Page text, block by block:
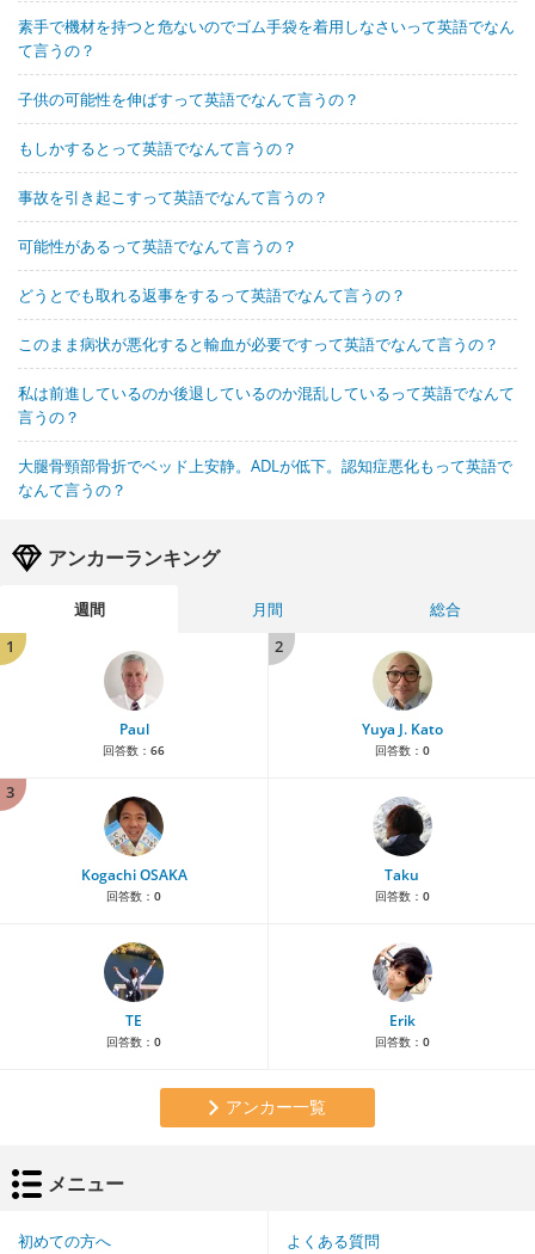
素手で機材を持つと危ないのでゴム手袋を着用しなさいって英語でなん
て言うの？
子供の可能性を伸ばすって英語でなんて言うの？
もしかするとって英語でなんて言うの？
事故を引き起こすって英語でなんて言うの？
可能性があるって英語でなんて言うの？
どうとでも取れる返事をするって英語でなんて言うの？
このまま病状が悪化すると輸血が必要ですって英語でなんて言うの？
私は前進しているのか後退しているのか混乱しているって英語でなんて
言うの？
大腿骨頸部骨折でベッド上安静。ADLが低下。認知症悪化もって英語で
なんて言うの？
アンカーランキング
週間 月間
総合
1
Paul
回答数： 66
2
Yuya J. Kato
回答数： 0
3
Kogachi OSAKA
回答数： 0
Taku
回答数： 0
TE
回答数： 0
Erik
回答数： 0
アンカー一覧
メニュー
初めての方へ よくある質問